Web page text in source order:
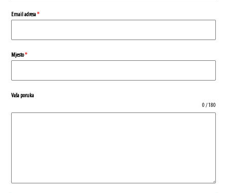
Email adresa*
Mjesto*
Vaša poruka
0 / 180